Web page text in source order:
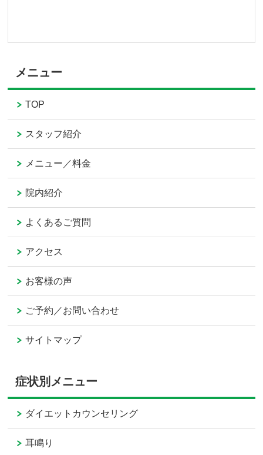
メニュー
TOP
スタッフ紹介
メニュー／料金
院内紹介
よくあるご質問
アクセス
お客様の声
ご予約／お問い合わせ
サイトマップ
症状別メニュー
ダイエットカウンセリング
耳鳴り